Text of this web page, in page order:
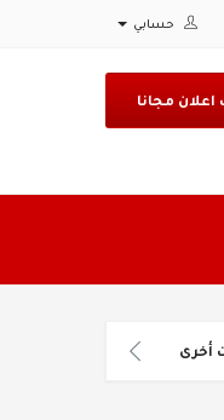
حسابي
مجانا
أخرى خدمات الأفراد